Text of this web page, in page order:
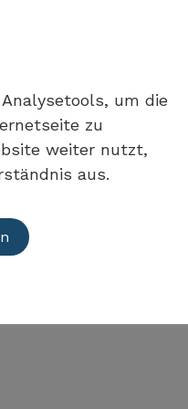
um die
zu
weiter nutzt,
aus.